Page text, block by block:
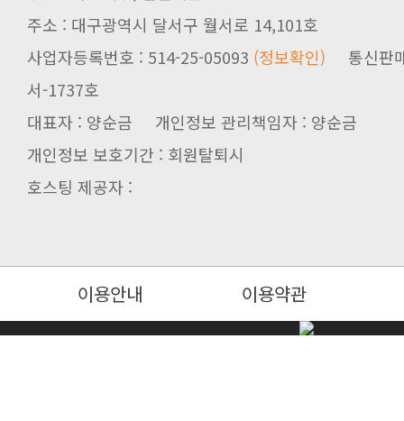
주소 : 대구광역시 달서구 월서로 14,101호
사업자등록번호 : 514-25-05093 (정보확인)
서-1737호
대표자 : 양순금 개인정보 관리책임자 : 양순금
개인정보 보호기간 : 회원탈퇴시
호스팅 제공자 :
이용안내 이용약관